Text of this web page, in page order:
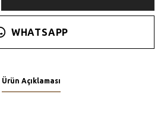
WHATSAPP
Ürün Açıklaması